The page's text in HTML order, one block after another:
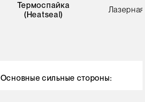
Термоспайка
(Heatseal)
Основные сильные стороны: